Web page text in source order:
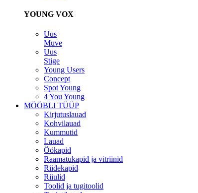
YOUNG VOX
Uus
Muve
Uus
Stige
Young Users
Concept
Spot Young
4 You Young
MÖÖBLI TÜÜP
Kirjutuslauad
Kohvilauad
Kummutid
Lauad
Öökapid
Raamatukapid ja vitriinid
Riidekapid
Riiulid
Toolid ja tugitoolid